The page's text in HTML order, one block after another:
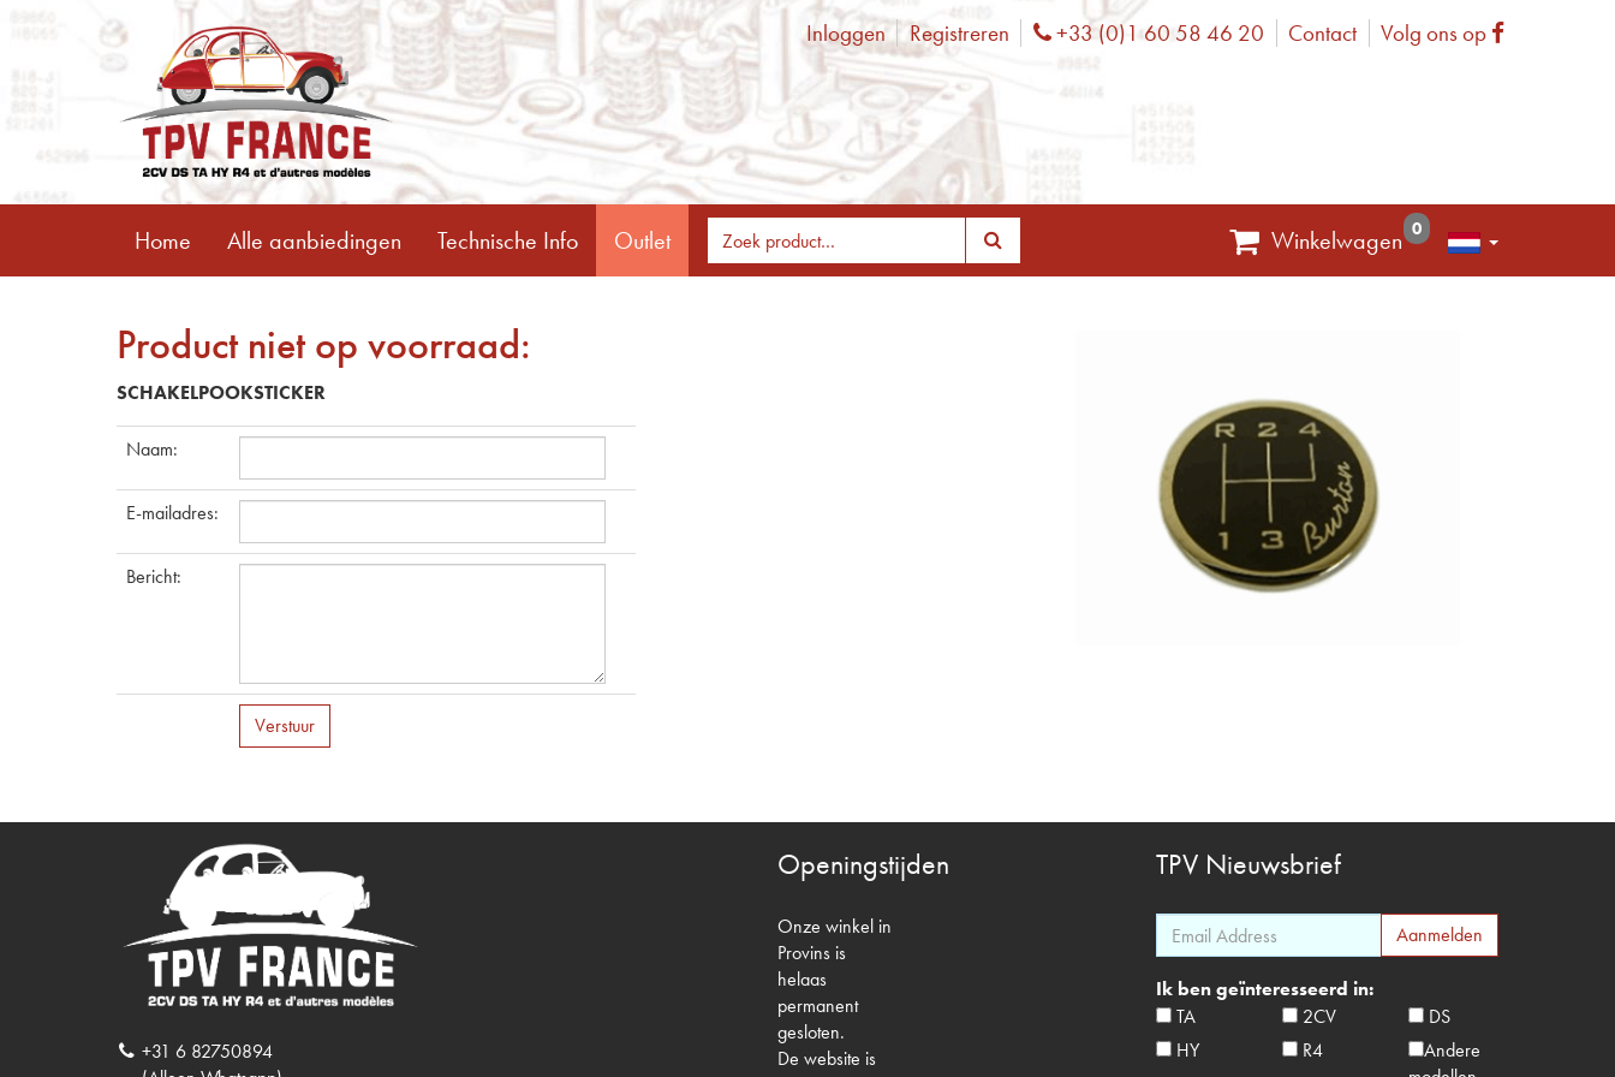
Inloggen Registreren Phone
+33 (0)1 60 58 46 20 Contact Volg ons op Facebook
Home Alle aanbiedingen Technische Info Outlet Winkelwagen 0
Product niet op voorraad:
SCHAKELPOOKSTICKER
Naam:
E-mailadres:
Bericht:
Verstuur
+31 6 82750894
Openingstijden
Onze winkel in
Provins is
helaas
permanent
gesloten.
De website is
TPV Nieuwsbrief
Ik ben geïnteresseerd in:
TA
2CV
DS
HY
R4
Andere